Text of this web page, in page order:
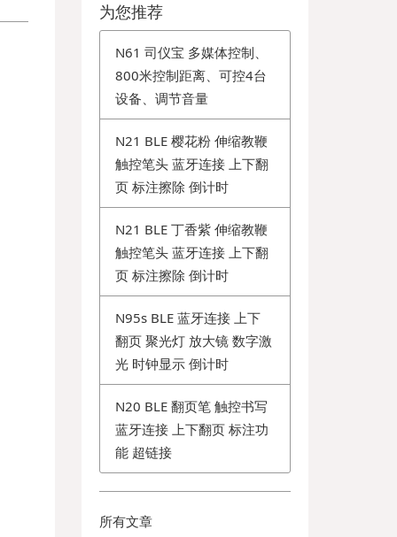
为您推荐
N61 司仪宝 多媒体控制、
800米控制距离、可控4台
设备、调节音量
N21 BLE 樱花粉 伸缩教鞭
触控笔头 蓝牙连接 上下翻
页 标注擦除 倒计时
N21 BLE 丁香紫 伸缩教鞭
触控笔头 蓝牙连接 上下翻
页 标注擦除 倒计时
N95s BLE 蓝牙连接 上下
翻页 聚光灯 放大镜 数字激
光 时钟显示 倒计时
N20 BLE 翻页笔 触控书写
蓝牙连接 上下翻页 标注功
能 超链接
所有文章